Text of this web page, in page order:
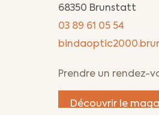
68350 Brunstatt
03 89 61 05 54
Prendre un rendez-
Découvrir le